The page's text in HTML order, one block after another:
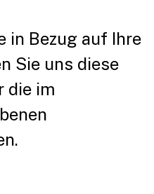
in Bezug auf Ihre
Sie uns diese
die im